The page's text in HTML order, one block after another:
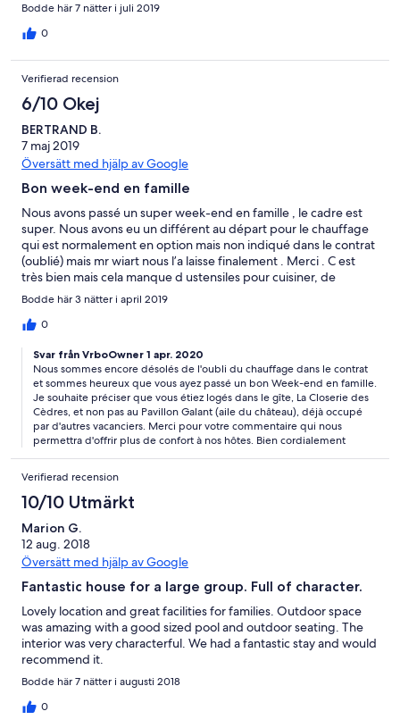
Bodde här 7 nätter i juli 2019
0
Verifierad recension
6/10 Okej
BERTRAND B.
7 maj 2019
Översätt med hjälp av Google
Bon week-end en famille
Nous avons passé un super week-end en famille , le cadre est
super. Nous avons eu un différent au départ pour le chauffage
qui est normalement en option mais non indiqué dans le contrat
(oublié) mais mr wiart nous l’a laisse finalement . Merci . C est
très bien mais cela manque d ustensiles pour cuisiner, de
confort , c est dommage . Le cadre et la tranquillité rattrapent
Bodde här 3 nätter i april 2019
0
Svar från VrboOwner 1 apr. 2020
Nous sommes encore désolés de l'oubli du chauffage dans le contrat
et sommes heureux que vous ayez passé un bon Week-end en famille.
Je souhaite préciser que vous étiez logés dans le gîte, La Closerie des
Cèdres, et non pas au Pavillon Galant (aile du château), déjà occupé
par d'autres vacanciers. Merci pour votre commentaire qui nous
permettra d'offrir plus de confort à nos hôtes. Bien cordialement
Verifierad recension
10/10 Utmärkt
Marion G.
12 aug. 2018
Översätt med hjälp av Google
Fantastic house for a large group. Full of character.
Lovely location and great facilities for families. Outdoor space
was amazing with a good sized pool and outdoor seating. The
interior was very characterful. We had a fantastic stay and would
recommend it.
Bodde här 7 nätter i augusti 2018
0